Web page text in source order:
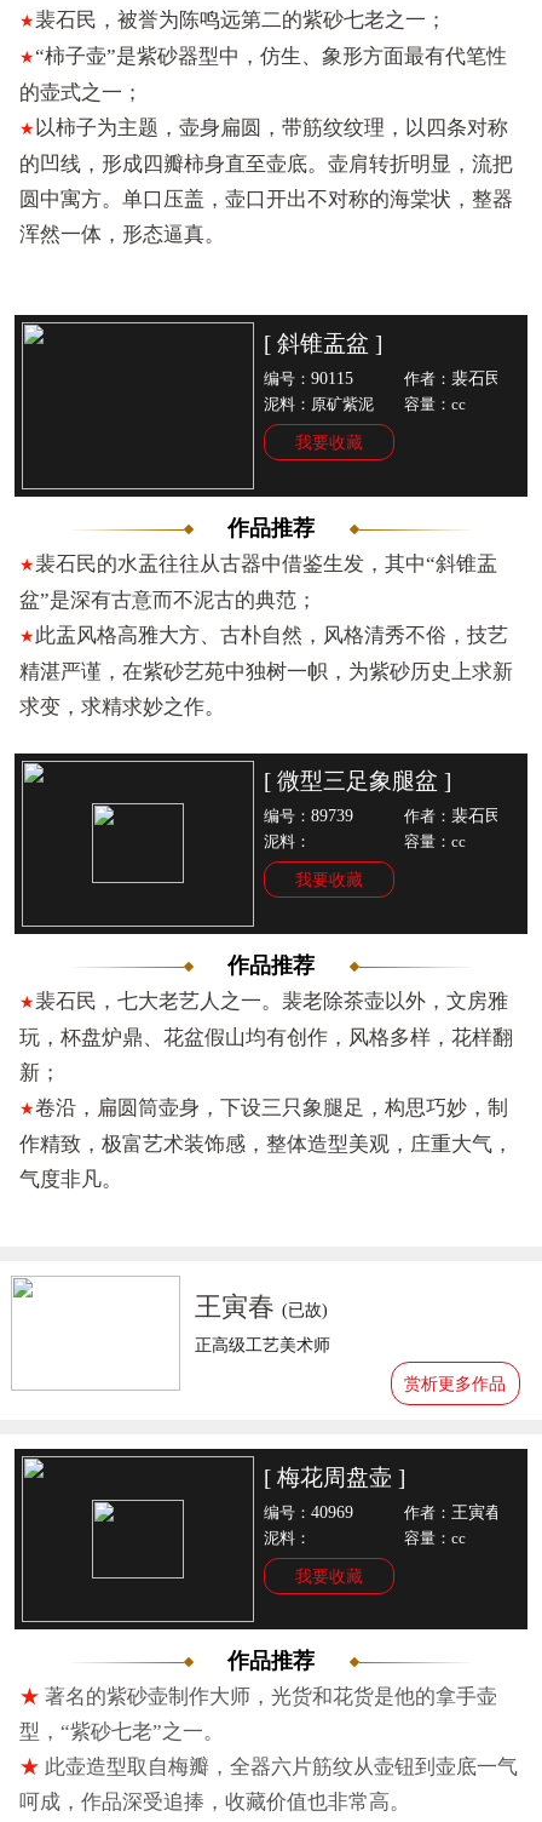
★裴石民，被誉为陈鸣远第二的紫砂七老之一；
★“柿子壶”是紫砂器型中，仿生、象形方面最有代笔性
的壶式之一；
★ 以柿子为主题，壶身扁圆，带筋纹纹理，以四条对称
的凹线，形成四瓣柿身直至壶底。壶肩转折明显，流把
圆中寓方。单口压盖，壶口开出不对称的海棠状，整器
浑然一体，形态逼真。
[ 斜锥盂盆 ]
编号：90115 作者： 裴石民
泥料：原矿紫泥 容量：cc
我要收藏
作品推荐
★裴石民的水盂往往从古器中借鉴生发，其中“斜锥盂
盆”是深有古意而不泥古的典范；
★此盂风格高雅大方、古朴自然，风格清秀不俗，技艺
精湛严谨，在紫砂艺苑中独树一帜，为紫砂历史上求新
求变，求精求妙之作。
[ 微型三足象腿盆 ]
编号：89739 作者： 裴石民
泥料： 容量：cc
我要收藏
作品推荐
★裴石民，七大老艺人之一。裴老除茶壶以外，文房雅
玩，杯盘炉鼎、花盆假山均有创作，风格多样，花样翻
新；
★卷沿，扁圆筒壶身，下设三只象腿足，构思巧妙，制
作精致，极富艺术装饰感，整体造型美观，庄重大气，
气度非凡。
王寅春 (已故)
正高级工艺美术师
赏析更多作品
[ 梅花周盘壶 ]
编号：40969 作者： 王寅春
泥料： 容量：cc
我要收藏
作品推荐
★ 著名的紫砂壶制作大师，光货和花货是他的拿手壶
型，“紫砂七老”之一。
★ 此壶造型取自梅瓣，全器六片筋纹从壶钮到壶底一气
呵成，作品深受追捧，收藏价值也非常高。